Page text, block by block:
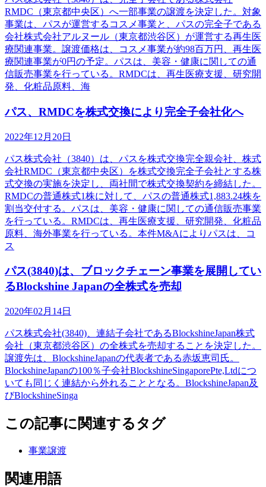
RMDC（東京都中央区）へ一部事業の譲渡を決定した。対象
事業は、パスが運営するコスメ事業と、パスの完全子である
会社株式会社アルヌール（東京都渋谷区）が運営する再生医
療関連事業。譲渡価格は、コスメ事業が約98百万円、再生医
療関連事業が0円の予定。パスは、美容・健康に関しての通
信販売事業を行っている。RMDCは、再生医療支援、研究開
発、化粧品原料、海
パス、RMDCを株式交換により完全子会社化へ
2022年12月20日
パス株式会社（3840）は、パスを株式交換完全親会社、株式
会社RMDC（東京都中央区）を株式交換完全子会社とする株
式交換の実施を決定し、両社間で株式交換契約を締結した。
RMDCの普通株式1株に対して、パスの普通株式1,883.24株を
割当交付する。パスは、美容・健康に関しての通信販売事業
を行っている。RMDCは、再生医療支援、研究開発、化粧品
原料、海外事業を行っている。本件M&Aによりパスは、コ
ス
パス(3840)は、ブロックチェーン事業を展開してい
るBlockshine Japanの全株式を売却
2020年02月14日
パス株式会社(3840)、連結子会社であるBlockshineJapan株式
会社（東京都渋谷区）の全株式を売却することを決定した。
譲渡先は、BlockshineJapanの代表者である赤坂恵司氏。
BlockshineJapanの100％子会社BlockshineSingaporePte,Ltdにつ
いても同じく連結から外れることとなる。BlockshineJapan及
びBlockshineSinga
この記事に関連するタグ
事業譲渡
関連用語